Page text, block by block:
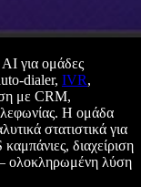
για ομάδες
dialer, IVR,
με CRM,
Η ομάδα
στατιστικά για
διαχείριση
ολοκληρωμένη λύση